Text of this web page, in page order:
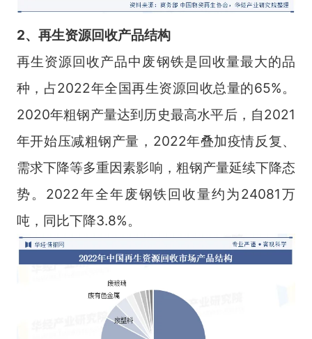
2、再生资源回收产品结构
再生资源回收产品中废钢铁是回收量最大的品
种，占2022年全国再生资源回收总量的65%。
2020年粗钢产量达到历史最高水平后，自2021
年开始压减粗钢产量，2022年叠加疫情反复、
需求下降等多重因素影响，粗钢产量延续下降态
势。2022年全年废钢铁回收量约为24081万
吨，同比下降3.8%。